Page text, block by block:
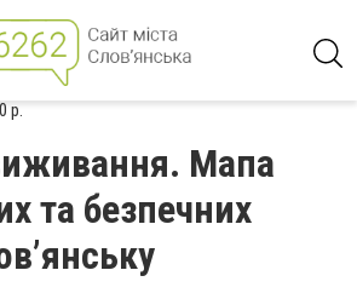
р.
Мапа
та безпечних